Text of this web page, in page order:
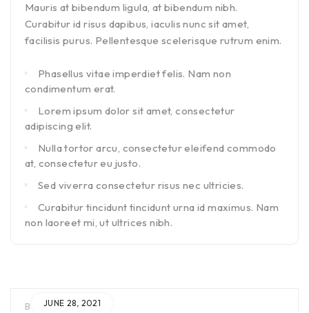
Mauris at bibendum ligula, at bibendum nibh.
Curabitur id risus dapibus, iaculis nunc sit amet,
facilisis purus. Pellentesque scelerisque rutrum enim.
Phasellus vitae imperdiet felis. Nam non
condimentum erat.
Lorem ipsum dolor sit amet, consectetur
adipiscing elit.
Nulla tortor arcu, consectetur eleifend commodo
at, consectetur eu justo.
Sed viverra consectetur risus nec ultricies.
Curabitur tincidunt tincidunt urna id maximus. Nam
non laoreet mi, ut ultrices nibh.
JUNE 28, 2021
BY ADMIN IN